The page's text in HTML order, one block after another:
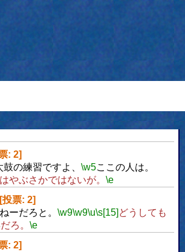
: 2]
の練習ですよ、 \w5ここの人は。
やぶさかではないが。 \e
[投票: 2]
ーだろと。 \w9\w9\u\s[15] どうしても
ろ。 \e
: 2]